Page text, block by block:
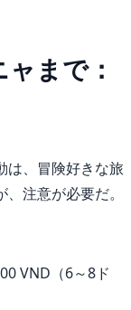
まで：
は、冒険好きな旅
注意が必要だ。
VND（6～8ド